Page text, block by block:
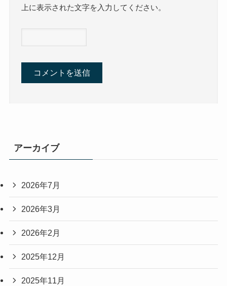
上に表示された文字を入力してください。
アーカイブ
2026年7月
2026年3月
2026年2月
2025年12月
2025年11月